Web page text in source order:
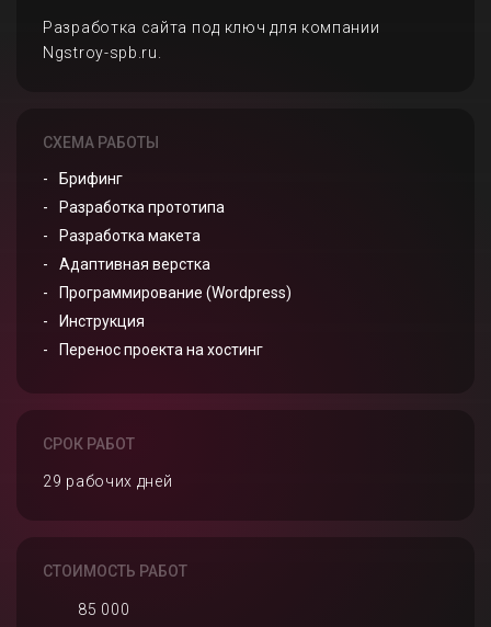
Разработка сайта под ключ для компании
Ngstroy-spb.ru.
СХЕМА РАБОТЫ
Брифинг
Разработка прототипа
Разработка макета
Адаптивная верстка
Программирование (Wordpress)
Инструкция
Перенос проекта на хостинг
СРОК РАБОТ
29 рабочих дней
СТОИМОСТЬ РАБОТ
85 000